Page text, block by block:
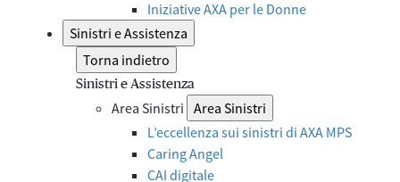
Iniziative AXA per le Donne
Sinistri e Assistenza
Torna indietro
Sinistri e Assistenza
Area Sinistri Area Sinistri
L’eccellenza sui sinistri di AXA MPS
Caring Angel
CAI digitale